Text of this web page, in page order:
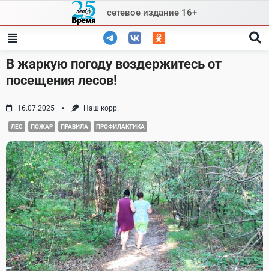
content
сетевое издание 16+
В жаркую погоду воздержитесь от
посещения лесов!
16.07.2025 Наш корр.
ЛЕС ПОЖАР ПРАВИЛА ПРОФИЛАКТИКА